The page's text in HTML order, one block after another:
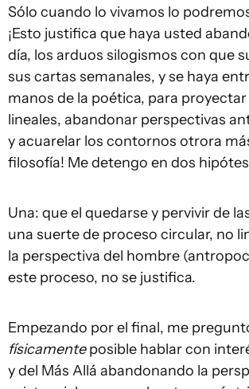
Sólo cuando lo vivamos lo
¡Esto justifica que haya usted
día, los arduos silogismos con que
sus cartas semanales, y se haya
manos de la poética, para
lineales, abandonar perspectivas
y acuarelar los contornos otrora
filosofía! Me detengo en dos
Una: que el quedarse y pervivir de
una suerte de proceso circular, no
la perspectiva del hombre
este proceso, no se justifica.
Empezando por el final, me
físicamenteposible hablar con
y del Más Allá abandonando la